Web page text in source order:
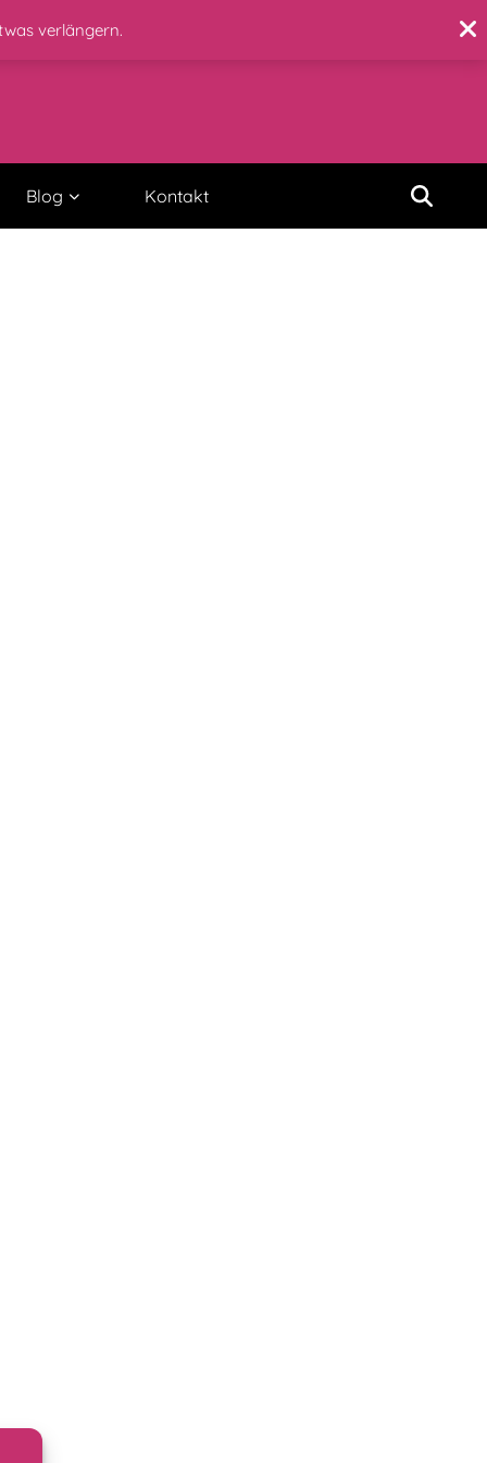
verlängern.
Blog Kontakt